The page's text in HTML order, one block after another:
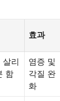
효과
살리
함
염증 및
각질 완
화